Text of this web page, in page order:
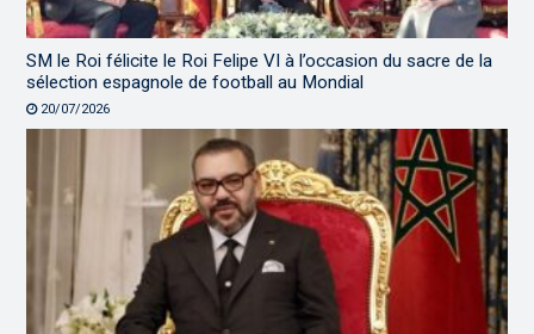
SM le Roi félicite le Roi Felipe VI à l’occasion du sacre de la
sélection espagnole de football au Mondial
20/07/2026